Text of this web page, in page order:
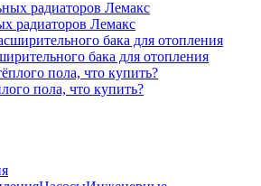
радиаторов Лемакс
бака для отопления
пола, что купить?